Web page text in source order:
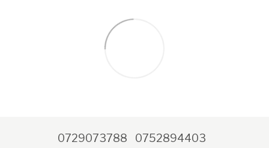
0729073788 0752894403